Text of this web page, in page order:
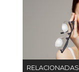
RELACIONADAS